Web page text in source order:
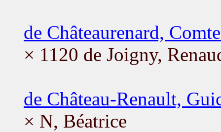
de Châteaurenard,
× 1120 de Joigny,
de Château-Renault,
× N, Béatrice